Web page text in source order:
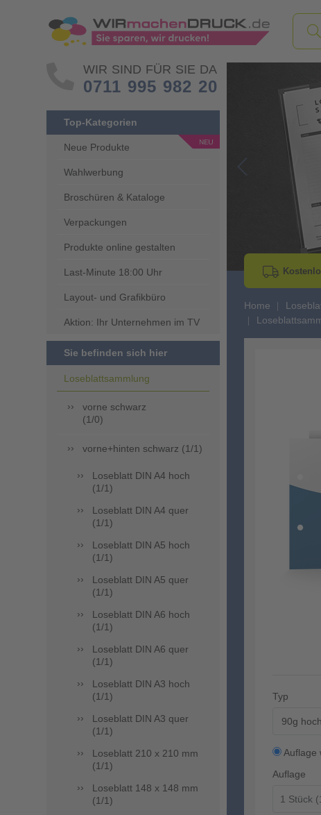
WIR SIND FÜR SIE DA
0711 995 982 20
Top-Kategorien
Neue Produkte
Wahlwerbung
Broschüren & Kataloge
Verpackungen
Produkte online gestalten
Last-Minute 18:00 Uhr
Layout- und Grafikbüro
Aktion: Ihr Unternehmen im TV
Sie befinden sich hier
Loseblattsammlung
vorne schwarz
(1/0)
vorne+hinten schwarz (1/1)
Loseblatt DIN A4 hoch
(1/1)
Loseblatt DIN A4 quer
(1/1)
Loseblatt DIN A5 hoch
(1/1)
Loseblatt DIN A5 quer
(1/1)
Loseblatt DIN A6 hoch
(1/1)
Loseblatt DIN A6 quer
(1/1)
Loseblatt DIN A3 hoch
(1/1)
Loseblatt DIN A3 quer
(1/1)
Loseblatt 210 x 210 mm
(1/1)
Loseblatt 148 x 148 mm
(1/1)
Go to Previous
Home
Typ
90g
Auflage
Auflage